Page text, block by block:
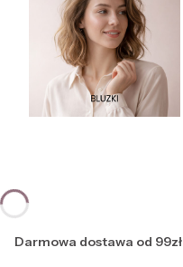
Darmowa dostawa od 99zł